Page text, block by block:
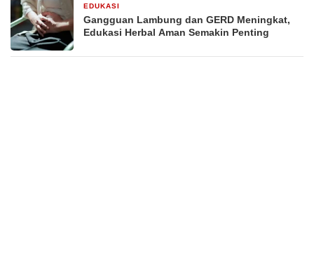
EDUKASI
Gangguan Lambung dan GERD Meningkat,
Edukasi Herbal Aman Semakin Penting